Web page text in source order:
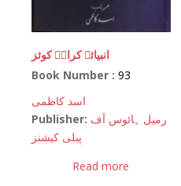
انبیائے کرامؑ کوئز
Book Number : 93
اسد کاظمی
Publisher: رمیل ہائوس آف
پبلی کیشنز
Read more